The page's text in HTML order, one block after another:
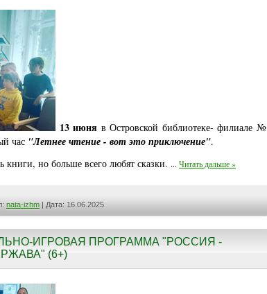
13 июня в Островской библиотеке- филиале №
час "Летнее чтение - вот это приключение".
книги, но больше всего любят сказки. ... Читать дальше »
nata-izhm Дата: 16.06.2025
ИГРОВАЯ ПРОГРАММА "РОССИЯ -
(6+)